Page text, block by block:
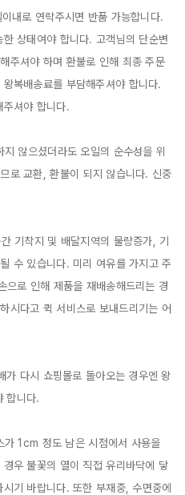
내로 연락주시면 반품 가능합니다.
상태여야 합니다. 고객님의 단순변
주셔야 하며 환불로 인해 최종 주문
복배송료를 부담해주셔야 합니다.
셔야 합니다.
않으셨더라도 오일의 순수성을 위
로 교환, 환불이 되지 않습니다. 신중
기착지 및 배달지역의 물량증가, 기
수 있습니다. 미리 여유를 가지고 주
으로 인해 제품을 재배송해드리는 경
시다고 퀵 서비스로 보내드리기는 어
다시 쇼핑몰로 돌아오는 경우엔 왕
합니다.
1cm 정도 남은 시점에서 사용을
우 불꽃의 열이 직접 유리바닥에 닿
기 바랍니다. 또한 부재중, 수면중에